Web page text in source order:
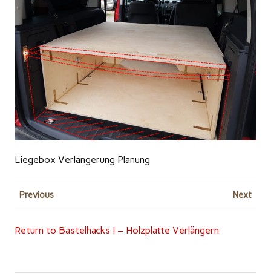
Liegebox Verlängerung Planung
Previous Next
Return to Bastelhacks I – Holzplatte Verlängern